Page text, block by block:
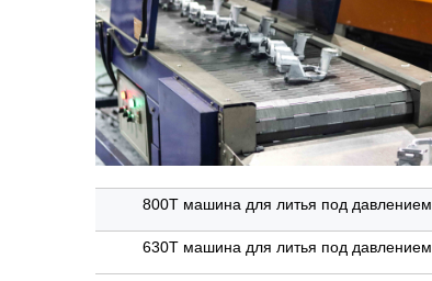
800T машина для литья под давлением
630T машина для литья под давлением